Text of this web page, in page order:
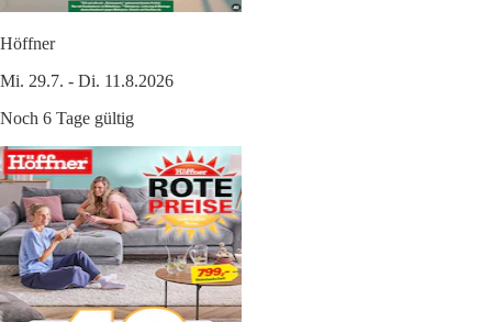
Höffner
Mi. 29.7. - Di. 11.8.2026
Noch 6 Tage gültig